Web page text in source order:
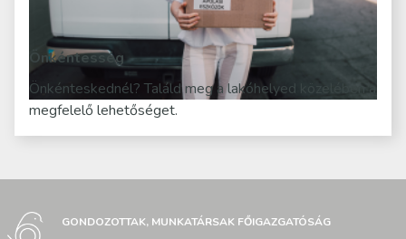
Önkéntesség
Önkénteskednél? Találd meg a lakóhelyed közelében a
megfelelő lehetőséget.
GONDOZOTTAK, MUNKATÁRSAK FŐIGAZGATÓSÁG